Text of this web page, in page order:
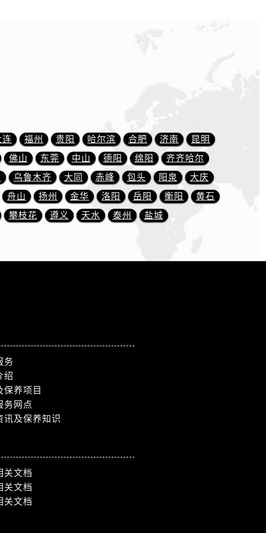
连 福州 贵阳 哈尔滨 合肥 济南
昆明
佛山
东莞 中山 德阳 绵阳
齐齐哈尔
乌鲁木齐 大同 赤峰 包头 阳泉
大庆
舟山
扬州 金华 洛阳 岳阳 衡阳
黄石
攀枝花
遵义 天水 泰州 盐城
务
绍
保养项目
务网点
讯及保养知识
关文档
关文档
关文档